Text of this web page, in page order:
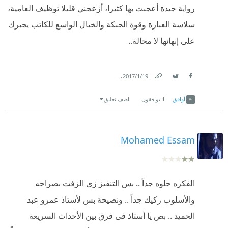
"مصطفى كان أول واحد فكر إنه ينزل السرداب من 50
سنة ....... ومستني اليوم اللي يقرر فيه حد ينزله بعد ما
أبوك وأمك مارجعوش .ثم تركهما كي يكملا حديثهما
وكأن كلام الجد انقطع فجأة، وكنت أفضل لو أكمل كلامه
عن الانفعالات أشبه بالادب الموجه للنشأ؛ فترى مثلًا جملة
تقول
"وهكذا استطاع خالد أن يحرك عقول عمال زيكولا، وأن
رواية جيدة أعجبت بها كثيرا، أزعجني قليلا توظيف العامية،
سلاسة العبارة وقوة الحبكة والخيال الواسع للكاتب يجبرك
على إنهائها لا محالة..
19‏/1‏/2017
.
أوافق 1 يوافقون اضف تعليق
Mohamed Essam
الفكره حلوه جداً .. بس التنفيز زى الزفت بصراحه
والأسلوب ركيك جداً .. ونصيحة بس لأستاذ عمرو عبد
الحميد .. بص يا أستاذ فى فرق بين الأحداث السريعة